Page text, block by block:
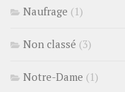
Naufrage (1)
Non classé (3)
Notre-Dame (1)